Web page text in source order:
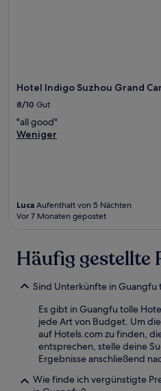
Hotel Indigo Suzhou Grand
8/10 Gut
"all good"
Weniger
Luca Aufenthalt von 5 Nächten
Vor 7 Monaten gepostet
Häufig gestellte
Sind Unterkünfte in Guangfu
Es gibt in Guangfu tolle
jede Art von Budget. Um
auf Hotels.com zu finden,
entsprechen, stelle deine
Ergebnisse anschließend
Wie finde ich vergünstigte